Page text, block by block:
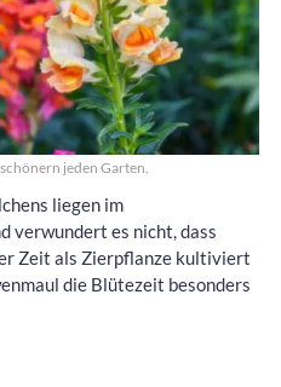
jeden Garten.
liegen im
verwundert es nicht, dass
Zeit als Zierpflanze kultiviert
die Blütezeit besonders